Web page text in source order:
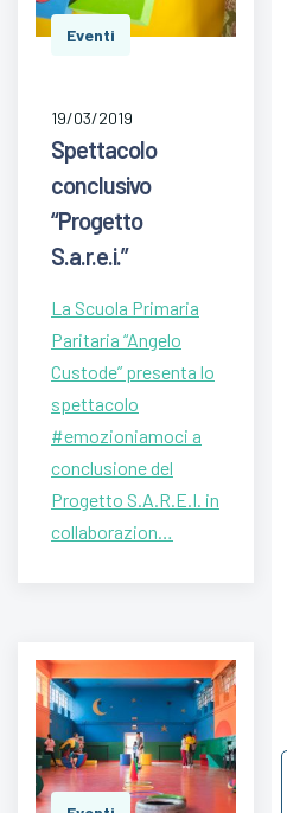
Eventi
19/03/2019
Spettacolo
conclusivo
“Progetto
S.a.r.e.i.”
La Scuola Primaria
Paritaria “Angelo
Custode” presenta lo
spettacolo
#emozioniamoci a
conclusione del
Progetto S.A.R.E.I. in
collaborazion…